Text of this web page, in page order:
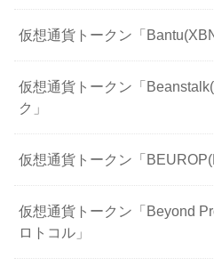
仮想通貨トークン「
仮想通貨トークン「
ク」
仮想通貨トークン「
仮想通貨トークン「Beyond
ロトコル」